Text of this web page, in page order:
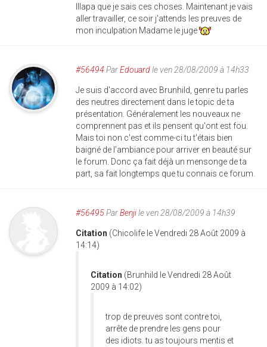
Illapa que je sais ces choses. Maintenant je vais
aller travailler, ce soir j'attends les preuves de
mon inculpation Madame le juge
#56494 ParEdouardle ven 28/08/2009 à 14h33
Je suis d'accord avec Brunhild, genre tu parles
des neutres directement dans le topic de ta
présentation. Généralement les nouveaux ne
comprennent pas et ils pensent qu'ont est fou.
Mais toi non c'est comme-ci tu t'étais bien
baigné de l'ambiance pour arriver en beauté sur
le forum. Donc ça fait déjà un mensonge de ta
part, sa fait longtemps que tu connais ce forum.
#56495ParBenjile ven 28/08/2009 à 14h39
Citation (Chicolife le Vendredi 28 Août 2009 à
14:14)
Citation (Brunhild le Vendredi 28 Août
2009 à 14:02)
trop de preuves sont contre toi,
arrête de prendre les gens pour
des idiots. tu as toujours mentis et